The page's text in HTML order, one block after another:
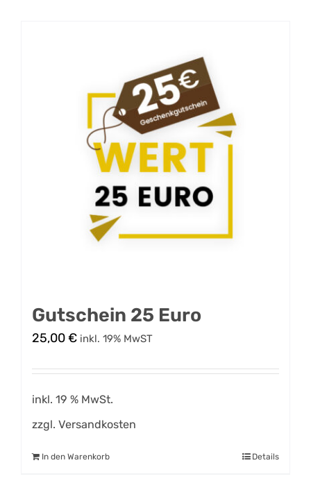
Gutschein 25 Euro
25,00€ inkl. 19% MwST
inkl. 19 % MwSt.
zzgl. Versandkosten
In den Warenkorb Details